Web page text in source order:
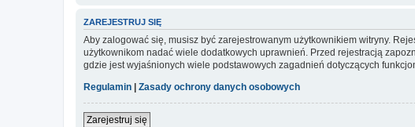
ZAREJESTRUJ SIĘ
Aby zalogować się, musisz być zarejestrowanym użytkownikiem witryny.
użytkownikom nadać wiele dodatkowych uprawnień. Przed rejestracją
gdzie jest wyjaśnionych wiele podstawowych zagadnień dotyczących
Regulamin
Zasady ochrony danych osobowych
Zarejestruj się